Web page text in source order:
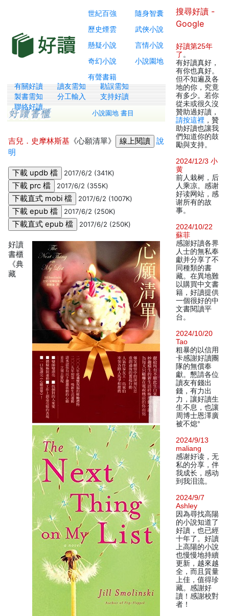
世紀百強
隨身智囊
歷史煙雲
武俠小說
懸疑小說
言情小說
奇幻小說
小說園地
有聲書籍
有關好讀 讀友需知
勘誤需知
製書需知
分工輸入
支持好讀
聯絡好讀
小說園地 書目
吉兒．史摩林斯基 《心願清單》
說
明
2017/6/2 (341K)
2017/6/2 (355K)
2017/6/2 (1007K)
2017/6/2 (250K)
2017/6/2 (250K)
好讀
書櫃
《典
藏
搜尋好讀 -
Google
好讀第25年
了 。
有好讀真好，
有你也真好。
但不知遍及各
地的你，究竟
有多少。若你
從未或很久沒
贊助過好讀，
請按這裡 ，贊
助好讀也讓我
們知道你的鼓
勵與支持。
2024/12/3 小
黄
前人栽树，后
人乘凉。感谢
好读网站，感
谢所有的故
事。
2024/10/22
蘇菲
感謝好讀各界
人士的無私奉
獻并分享了不
同種類的書
藏。在異地難
以購買中文書
籍，好讀提供
一個很好的中
文書閱讀平
台。
2024/10/20
Tao
粗暴的以信用
卡感謝好讀團
隊的無償奉
獻。懇請各位
讀友有錢出
錢，有力出
力，讓好讀生
生不息，也讓
周博士恩澤廣
被不熄°
2024/9/13
maliang
感谢好读，无
私的分享，伴
我成长，感动
到我泪流。
2024/9/7
Ashley
因為尋找高陽
的小說知道了
好讀，也已經
十年了。好讀
上高陽的小說
也慢慢地持續
更新，越來越
全，而且質量
上佳，值得珍
藏。感謝好
讀！感謝校對
者！